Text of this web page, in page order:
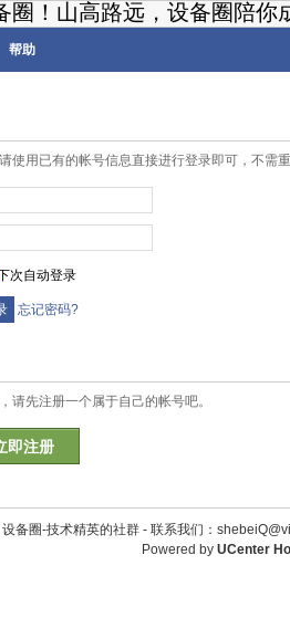
圈！山高路远，设备圈陪你
帮助
使用已有的帐号信息直接进行登录即可，不需
次自动登录
忘记密码?
请先注册一个属于自己的帐号吧。
即注册
设备圈-技术精英的社群 - 联系我们：
Powered by UCenter